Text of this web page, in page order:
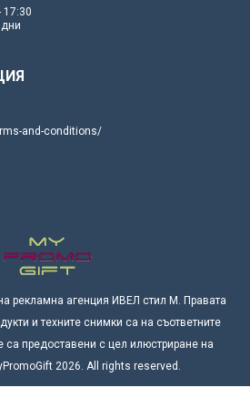
17:30
and-conditions/
рекламна агенция ИВЕЛ стил М. Правата
и техните снимки са на съответните
са предоставени с цел илюстриране на
2026. All rights reserved.